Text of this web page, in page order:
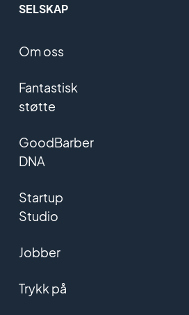
SELSKAP
Om oss
Fantastisk
støtte
GoodBarber
DNA
Startup
Studio
Jobber
Trykk på